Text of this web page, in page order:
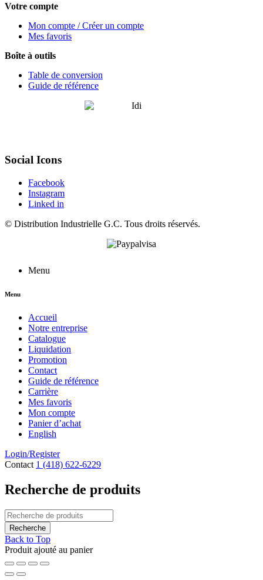
Votre compte
Mon compte / Créer un compte
Mes favoris
Boîte à outils
Table de conversion
Guide de référence
Social Icons
Facebook
Instagram
Linked in
© Distribution Industrielle G.C. Tous droits réservés.
Menu
Menu
Accueil
Notre entreprise
Catalogue
Liquidation
Promotion
Contact
Guide de référence
Carrière
Mes favoris
Mon compte
Panier d’achat
English
Login/Register
Contact 1 (418) 622-6229
Recherche de produits
Back to Top
Produit ajouté au panier